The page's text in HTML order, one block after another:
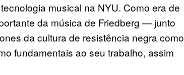
musical na NYU. Como era de
da música de Friedberg — junto
da cultura de resistência negra como
fundamentais ao seu trabalho, assim